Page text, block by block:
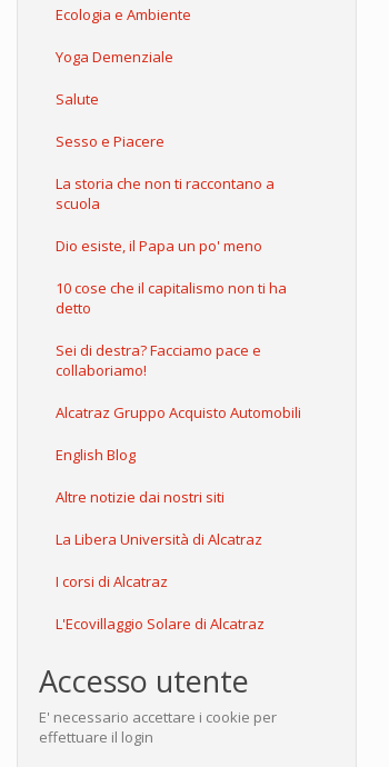
Ecologia e Ambiente
Yoga Demenziale
Salute
Sesso e Piacere
La storia che non ti raccontano a
scuola
Dio esiste, il Papa un po' meno
10 cose che il capitalismo non ti ha
detto
Sei di destra? Facciamo pace e
collaboriamo!
Alcatraz Gruppo Acquisto Automobili
English Blog
Altre notizie dai nostri siti
La Libera Università di Alcatraz
I corsi di Alcatraz
L'Ecovillaggio Solare di Alcatraz
Accesso utente
E' necessario accettare i cookie per
effettuare il login